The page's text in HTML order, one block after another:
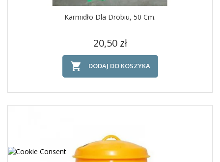
Karmidło Dla Drobiu, 50 Cm.
Cena
20,50 zł
 DODAJ DO KOSZYKA